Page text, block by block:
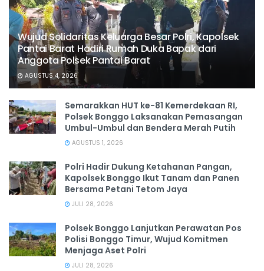
Wujud Solidaritas Keluarga Besar Polri, Kapolsek
Pantai Barat Hadiri Rumah Duka Bapak dari
Anggota Polsek Pantai Barat
AGUSTUS 4, 2026
Semarakkan HUT ke-81 Kemerdekaan RI,
Polsek Bonggo Laksanakan Pemasangan
Umbul-Umbul dan Bendera Merah Putih
AGUSTUS 1, 2026
Polri Hadir Dukung Ketahanan Pangan,
Kapolsek Bonggo Ikut Tanam dan Panen
Bersama Petani Tetom Jaya
JULI 28, 2026
Polsek Bonggo Lanjutkan Perawatan Pos
Polisi Bonggo Timur, Wujud Komitmen
Menjaga Aset Polri
JULI 28, 2026